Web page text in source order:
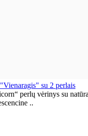
su 2 perlais
perlų vėrinys su
..